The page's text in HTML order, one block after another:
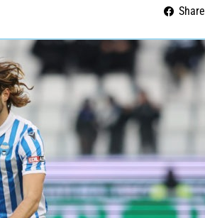
Share